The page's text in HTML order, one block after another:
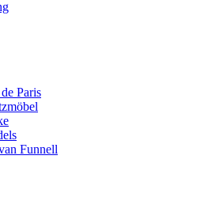
Paris
Funnell